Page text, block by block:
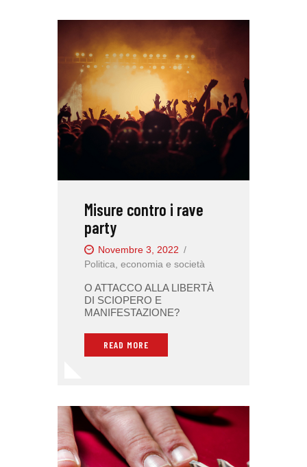
Misure contro i rave
party
Novembre 3, 2022
Politica, economia e società
O ATTACCO ALLA LIBERTÀ
DI SCIOPERO E
MANIFESTAZIONE?
READ MORE